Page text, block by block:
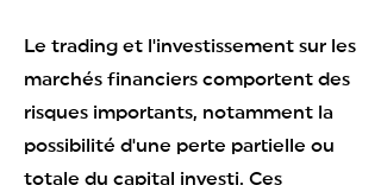
Le trading et l'investissement sur les
marchés financiers comportent des
risques importants, notamment la
possibilité d'une perte partielle ou
totale du capital investi. Ces